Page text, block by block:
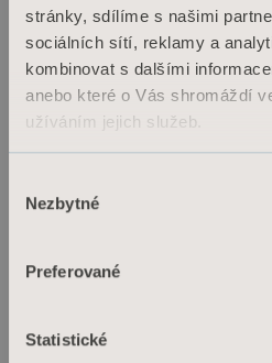
stránky, sdílíme s našimi
sociálních sítí, reklamy a
kombinovat s dalšími
anebo které o Vás shromáždí
užíváním jejich služeb.
souhlasu
Nezbytné
Preferované
Statistické